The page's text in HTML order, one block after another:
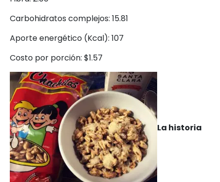
Carbohidratos complejos: 15.81
Aporte energético (Kcal): 107
Costo por porción: $1.57
La historia